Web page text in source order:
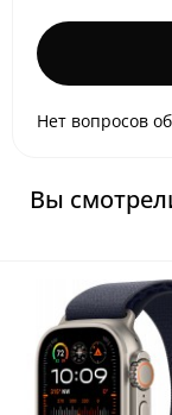
Нет вопросов
Вы